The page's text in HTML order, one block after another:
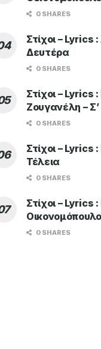
0 SHARES
Στίχοι – Lyrics
Δευτέρα
0 SHARES
Στίχοι – Lyrics
Ζουγανέλη –
0 SHARES
Στίχοι – Lyrics
Τέλεια
0 SHARES
Στίχοι – Lyrics
0 SHARES